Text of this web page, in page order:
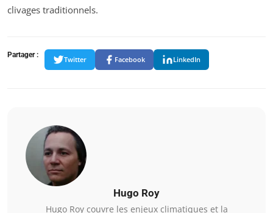
clivages traditionnels.
Partager :
Twitter Facebook LinkedIn
Hugo Roy
Hugo Roy couvre les enjeux climatiques et la